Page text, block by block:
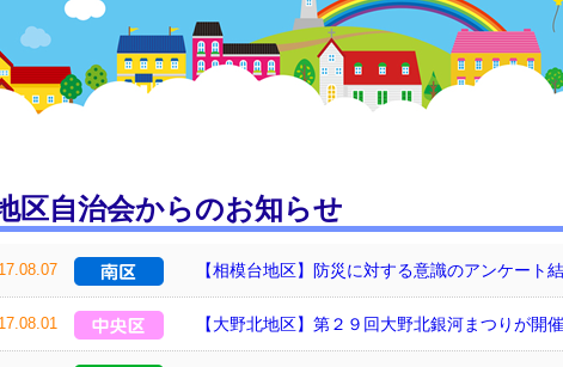
区自治会からのお知らせ
【相模台地区】防災に対する意識のアンケート
【大野北地区】第２９回大野北銀河まつりが開